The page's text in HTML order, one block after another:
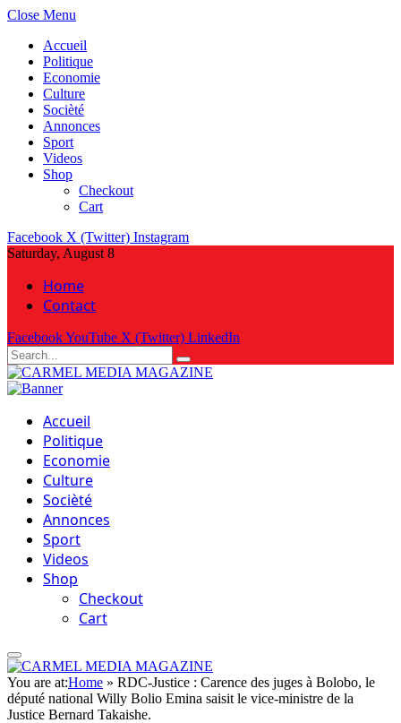
Close Menu
Accueil
Politique
Economie
Culture
Socièté
Annonces
Sport
Videos
Shop
Checkout
Cart
Facebook X (Twitter) Instagram
Saturday, August 8
Home
Contact
FacebookYouTube X (Twitter) LinkedIn
Accueil
Politique
Economie
Culture
Socièté
Annonces
Sport
Videos
Shop
Checkout
Cart
You are at:Home » RDC-Justice : Carence des juges à Bolobo, le
député national Willy Bolio Emina saisit le vice-ministre de la
Justice Bernard Takaishe.